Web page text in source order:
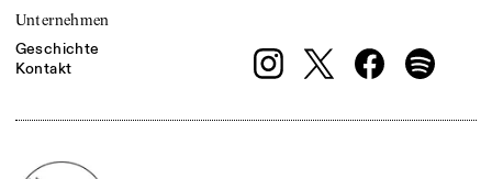
Unternehmen
Geschichte
Kontakt